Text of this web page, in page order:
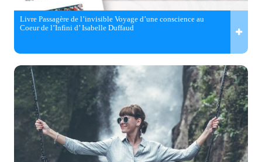
Livre Passagère de l’invisible Voyage d’une conscience au
Coeur de l’Infini d’ Isabelle Duffaud